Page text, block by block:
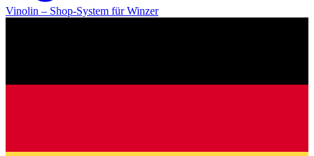
Vinolin – Shop-System für Winzer